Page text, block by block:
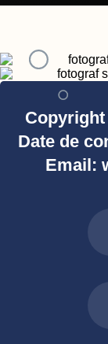
Date de
Email: